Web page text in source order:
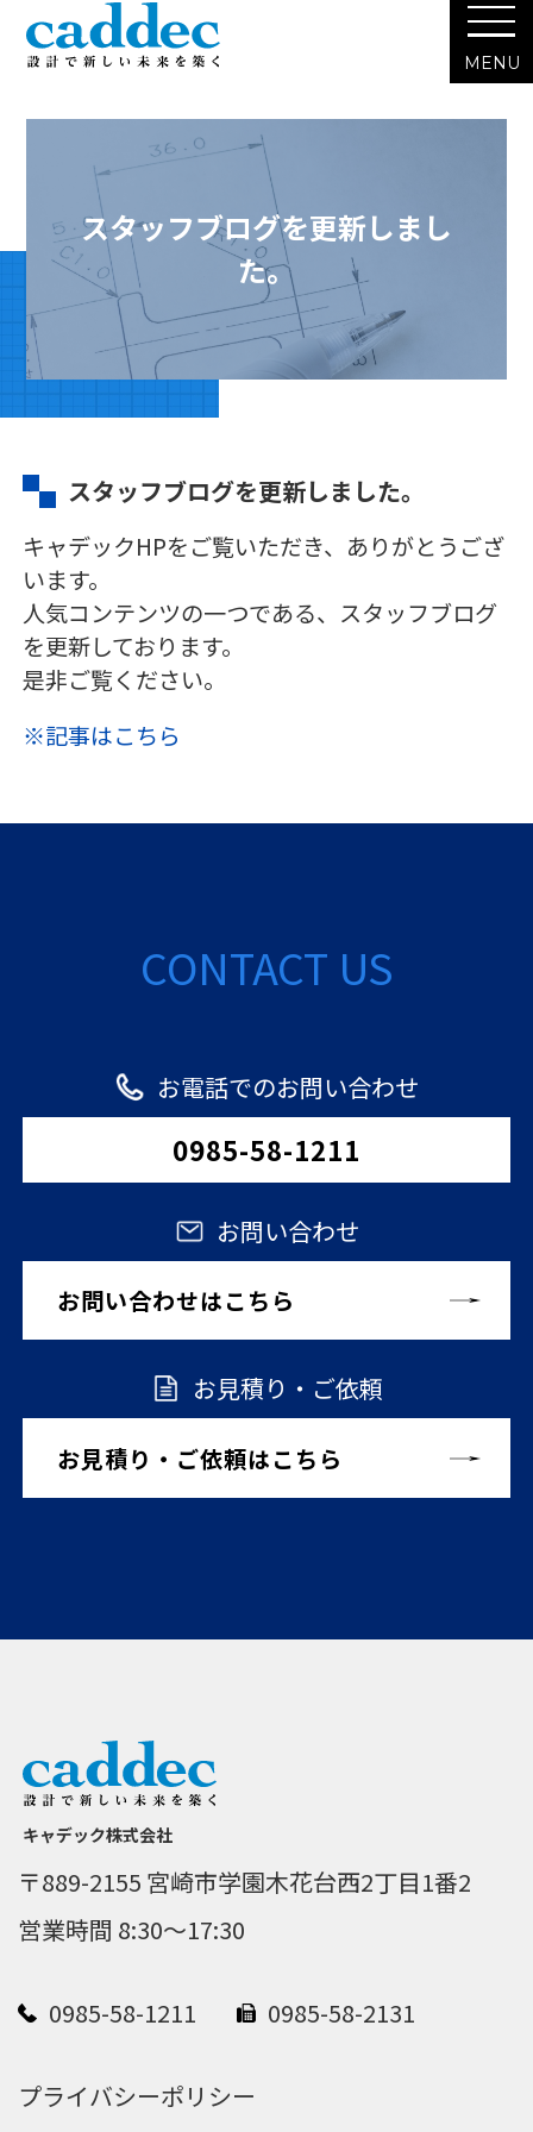
スタッフブログを更新しまし
た。
スタッフブログを更新しました。
キャデックHPをご覧いただき、ありがとうござ
います。
人気コンテンツの一つである、スタッフブログ
を更新しております。
是非ご覧ください。
※記事はこちら
CONTACT US
お電話でのお問い合わせ
0985-58-1211
お問い合わせ
お問い合わせはこちら
お見積り・ご依頼
お見積り・ご依頼はこちら
キャデック株式会社
〒889-2155 宮崎市学園木花台西2丁目1番2
営業時間 8:30～17:30
0985-58-1211 0985-58-2131
プライバシーポリシー